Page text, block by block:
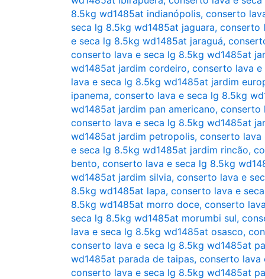
8.5kg wd1485at indianópolis, conserto
seca lg 8.5kg wd1485at jaguara, conserto
e seca lg 8.5kg wd1485at jaraguá,
conserto lava e seca lg 8.5kg wd1485at
wd1485at jardim cordeiro, conserto lava
lava e seca lg 8.5kg wd1485at jardim
ipanema, conserto lava e seca lg 8.5kg
wd1485at jardim pan americano, conserto
conserto lava e seca lg 8.5kg wd1485at
wd1485at jardim petropolis, conserto lava
e seca lg 8.5kg wd1485at jardim rincão,
bento, conserto lava e seca lg 8.5kg
wd1485at jardim silvia, conserto lava e
8.5kg wd1485at lapa, conserto lava e
8.5kg wd1485at morro doce, conserto
seca lg 8.5kg wd1485at morumbi sul,
lava e seca lg 8.5kg wd1485at osasco,
conserto lava e seca lg 8.5kg wd1485at
wd1485at parada de taipas, conserto lava
conserto lava e seca lg 8.5kg wd1485at